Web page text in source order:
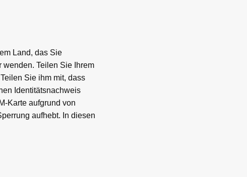
Land, das Sie
Teilen Sie Ihrem
Sie ihm mit, dass
Identitätsnachweis
Karte aufgrund von
aufhebt. In diesen